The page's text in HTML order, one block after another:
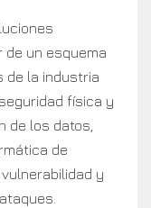
un esquema
de la industria
física y
de los datos,
de
y